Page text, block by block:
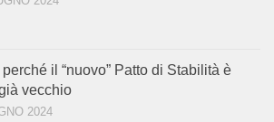
perché il “nuovo” Patto di Stabilità è
vecchio
2024